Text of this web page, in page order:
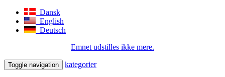
Dansk
English
Deutsch
Emnet udstilles ikke mere.
Toggle navigation kategorier